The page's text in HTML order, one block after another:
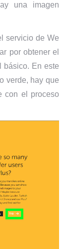
una imagen
servicio de We
por obtener el
básico. En este
verde, hay que
con el proceso